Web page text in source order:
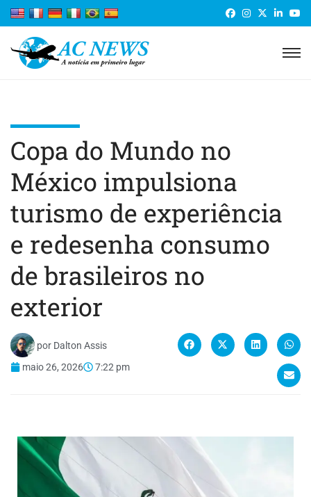
Copa do Mundo no
México impulsiona
turismo de experiência
e redesenha consumo
de brasileiros no
exterior
por Dalton Assis
maio 26, 2026
7:22 pm